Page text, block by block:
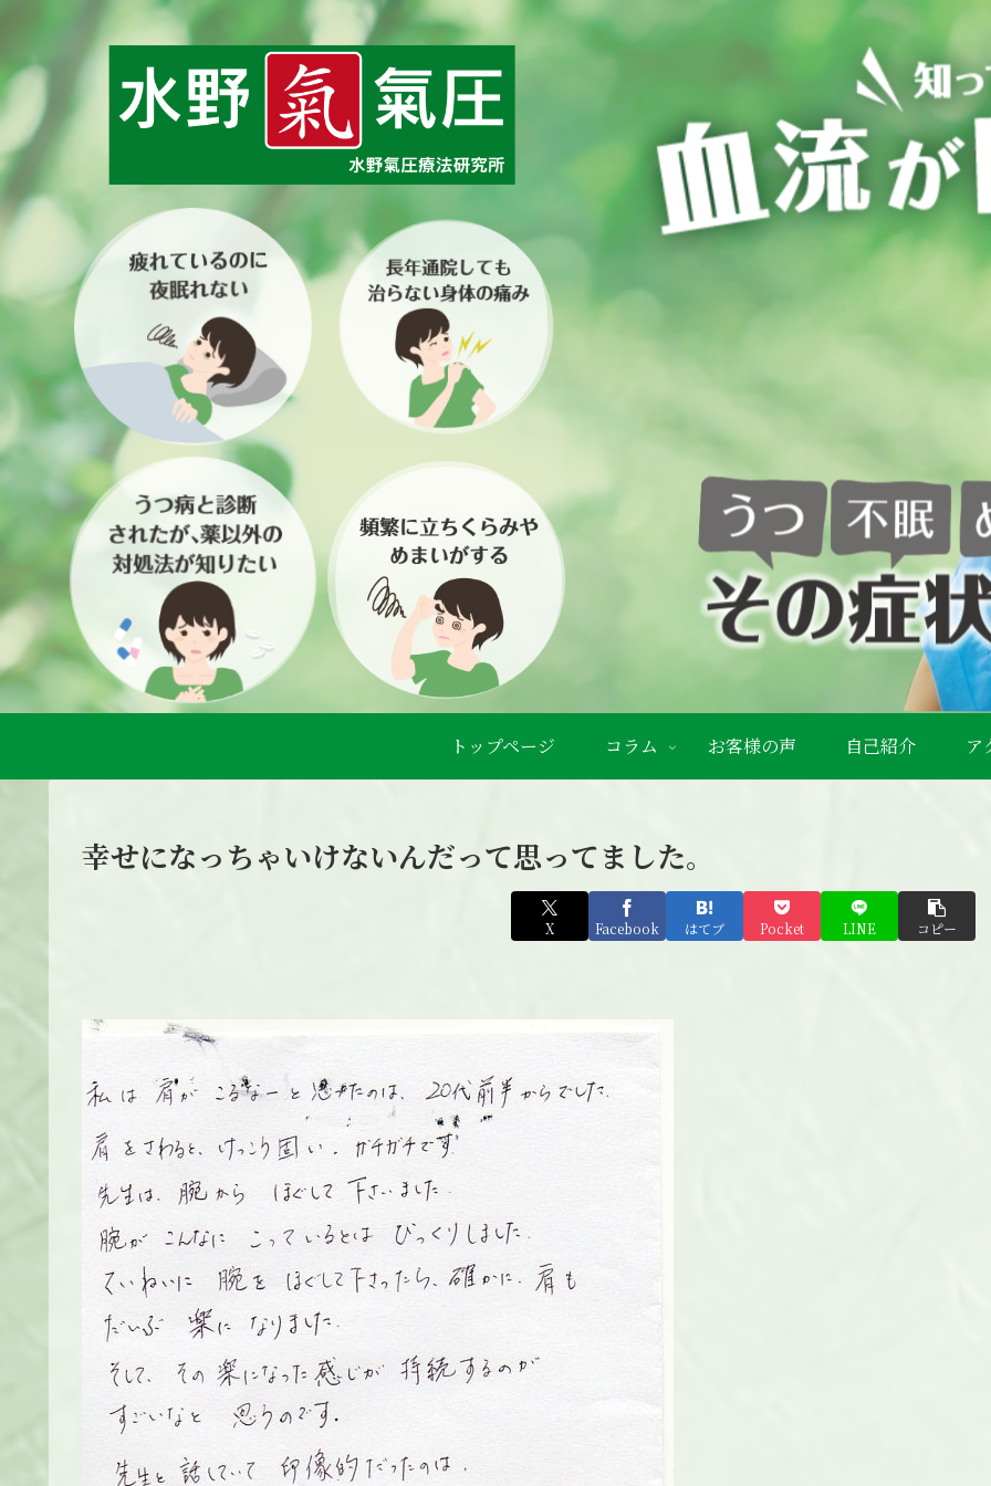
トップページ コラム お客様の声 自己紹介 ア
幸せになっちゃいけないんだって思ってました。
X Facebook はてブ Pocket LINE コピー